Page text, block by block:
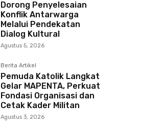
Dorong Penyelesaian
Konflik Antarwarga
Melalui Pendekatan
Dialog Kultural
Agustus 5, 2026
Berita Artikel
Pemuda Katolik Langkat
Gelar MAPENTA, Perkuat
Fondasi Organisasi dan
Cetak Kader Militan
Agustus 3, 2026